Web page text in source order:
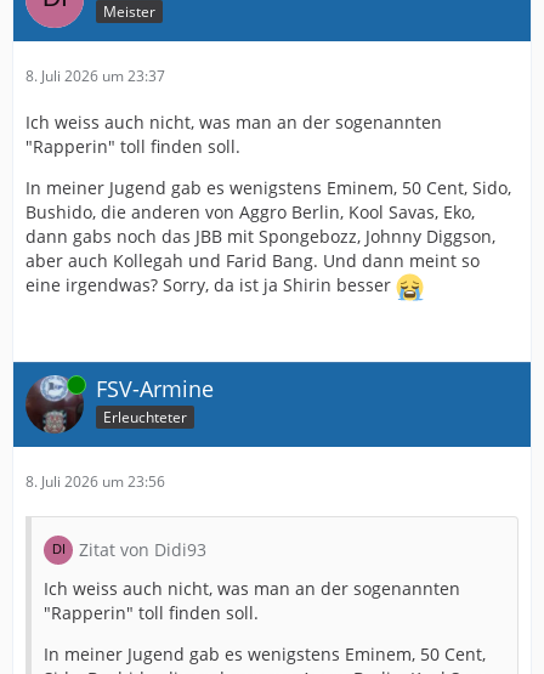
Meister
8. Juli 2026 um 23:37
Ich weiss auch nicht, was man an der sogenannten
"Rapperin" toll finden soll.
In meiner Jugend gab es wenigstens Eminem, 50 Cent, Sido,
Bushido, die anderen von Aggro Berlin, Kool Savas, Eko,
dann gabs noch das JBB mit Spongebozz, Johnny Diggson,
aber auch Kollegah und Farid Bang. Und dann meint so
eine irgendwas? Sorry, da ist ja Shirin besser
Online FSV-Armine
Erleuchteter
8. Juli 2026 um 23:56
Zitat von Didi93
Ich weiss auch nicht, was man an der sogenannten
"Rapperin" toll finden soll.
In meiner Jugend gab es wenigstens Eminem, 50 Cent,